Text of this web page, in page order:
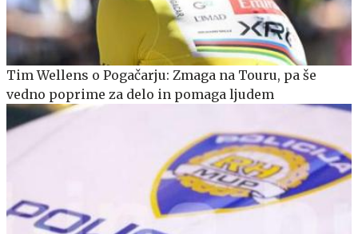
Tim Wellens o Pogačarju: Zmaga na Touru, pa še
vedno poprime za delo in pomaga ljudem